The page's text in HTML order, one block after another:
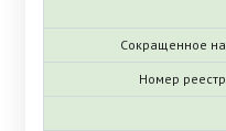
Сокращенное
Номер